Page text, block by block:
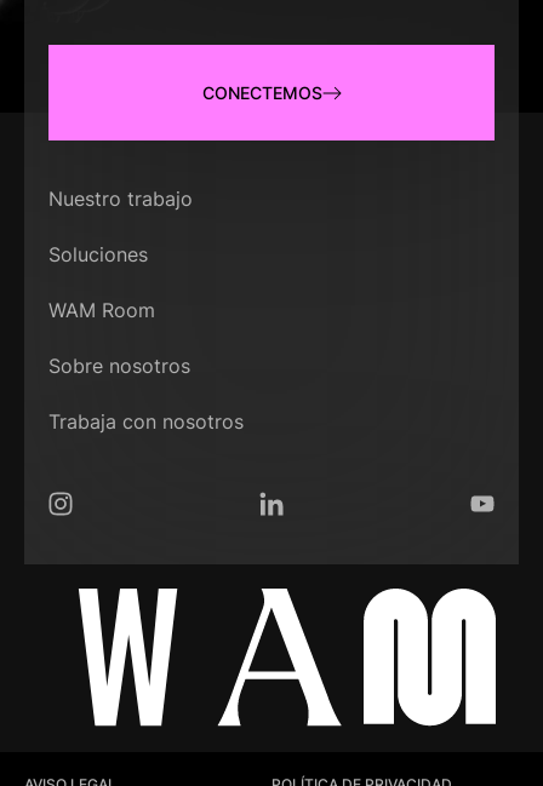
CONECTEMOS
Nuestro trabajo
Soluciones
WAM Room
Sobre nosotros
Trabaja con nosotros
Instagram LinkedIn